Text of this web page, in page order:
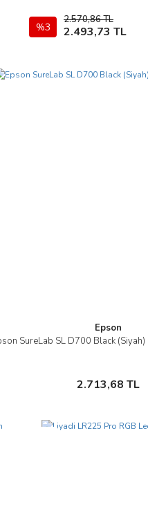
%3
2.570,86 TL
2.493,73 TL
Epson
SureLab SL D700 Black
2.713,68 TL
İncele
Sepete Ekle